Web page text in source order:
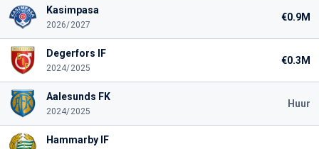
Kasimpasa
2026/2027
€0.9M
Degerfors IF
2024/2025
€0.3M
Aalesunds FK
2024/2025
Huur
Hammarby IF